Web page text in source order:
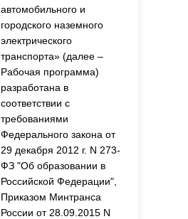
автомобильного и
городского наземного
электрического
транспорта» (далее –
Рабочая программа)
разработана в
соответствии с
требованиями
Федерального закона от
29 декабря 2012 г. N 273-
ФЗ "Об образовании в
Российской Федерации",
Приказом Минтранса
России от 28.09.2015 N